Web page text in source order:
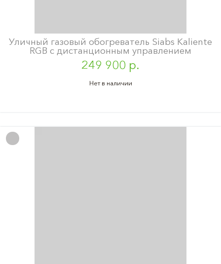
Уличный газовый обогреватель Siabs Kaliente
RGB с дистанционным управлением
249 900 р.
Нет в наличии